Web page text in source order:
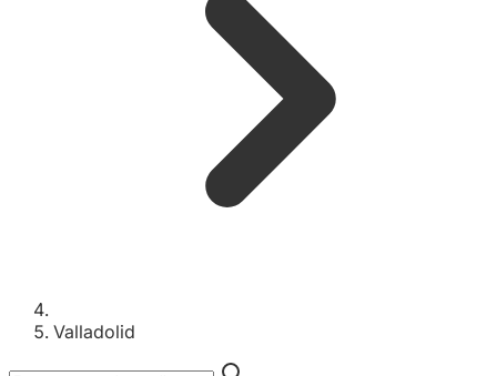
Valladolid